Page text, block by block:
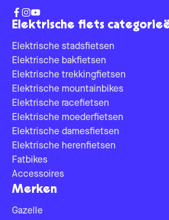
Elektrische fiets
Elektrische stadsfietsen
Elektrische bakfietsen
Elektrische trekkingfietsen
Elektrische mountainbikes
Elektrische racefietsen
Elektrische moederfietsen
Elektrische damesfietsen
Elektrische herenfietsen
Fatbikes
Accessoires
Merken
Gazelle